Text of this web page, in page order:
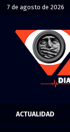
7 de agosto de 2026
sin destruir a las…
ACTUALIDAD